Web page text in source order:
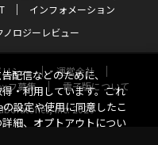
インフォメーション
ノロジーレビュー
シー
運営会社
フ募集
電子版について
Inc. 2026
配信などのために、
・利用しています。これ
設定や使用に同意したこ
細、オプトアウトについ